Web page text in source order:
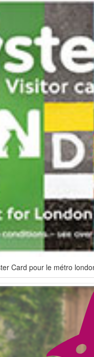
Card pour le métro